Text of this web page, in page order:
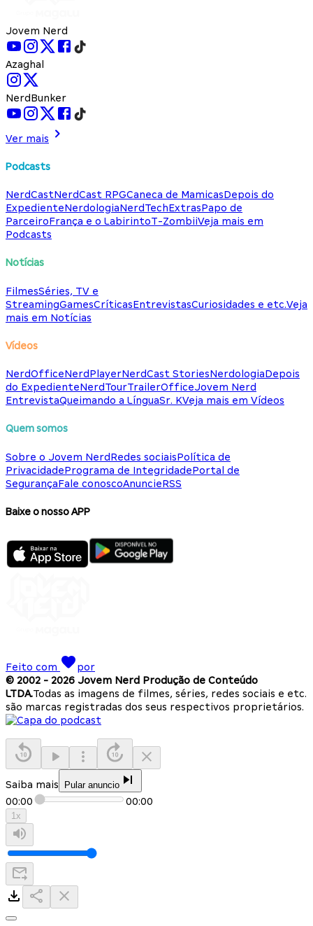
Jovem Nerd
Azaghal
NerdBunker
Ver mais
Podcasts
NerdCastNerdCast RPGCaneca de MamicasDepois do
ExpedienteNerdologiaNerdTechExtrasPapo de
ParceiroFrança e o LabirintoT-ZombiiVeja mais em
Podcasts
Notícias
FilmesSéries, TV e
StreamingGamesCríticasEntrevistasCuriosidades e etc.Veja
mais em Notícias
Vídeos
NerdOfficeNerdPlayerNerdCast StoriesNerdologiaDepois
do ExpedienteNerdTourTrailerOfficeJovem Nerd
EntrevistaQueimando a LínguaSr. KVeja mais em Vídeos
Quem somos
Sobre o Jovem NerdRedes sociaisPolítica de
PrivacidadePrograma de IntegridadePortal de
SegurançaFale conoscoAnuncieRSS
Baixe o nosso APP
Feito com
por
© 2002 - 2026 Jovem Nerd Produção de Conteúdo
LTDA.Todas as imagens de filmes, séries, redes sociais e etc.
são marcas registradas dos seus respectivos proprietários.
Saiba mais Pular anuncio
00:00 00:00
1x